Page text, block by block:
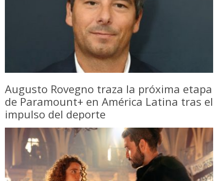
Augusto Rovegno traza la próxima etapa
de Paramount+ en América Latina tras el
impulso del deporte